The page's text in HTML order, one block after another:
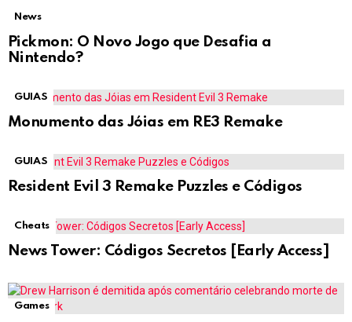
News
Pickmon: O Novo Jogo que Desafia a
Nintendo?
GUIAS
Monumento das Jóias em RE3 Remake
GUIAS
Resident Evil 3 Remake Puzzles e Códigos
Cheats
News Tower: Códigos Secretos [Early Access]
Games